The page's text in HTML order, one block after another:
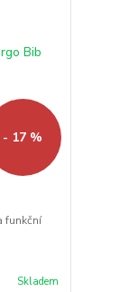
- 17 %
funkční
Skladem